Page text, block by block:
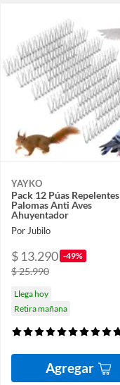
YAYKO
Pack 12 Púas Repelentes
Palomas Anti Aves
Ahuyentador
Por Jubilo
$ 13.290 -49%
$ 25.990
Llega hoy
Retira mañana
Agregar